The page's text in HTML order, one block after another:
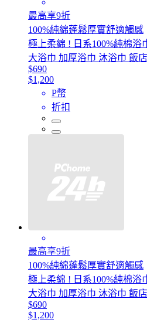
最高享9折
100%純綿蓬鬆厚實舒適觸感
極上柔綿 ! 日系100%純棉浴
大浴巾 加厚浴巾 沐浴巾 飯
$690
$1,200
P幣
折扣
最高享9折
100%純綿蓬鬆厚實舒適觸感
極上柔綿 ! 日系100%純棉浴
大浴巾 加厚浴巾 沐浴巾 飯
$690
$1,200